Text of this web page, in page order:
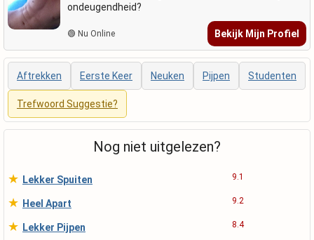
ondeugendheid?
🟢 Nu Online Bekijk Mijn Profiel
Aftrekken Eerste Keer Neuken Pijpen Studenten
Trefwoord Suggestie?
Nog niet uitgelezen?
★ Lekker Spuiten 9.1
★ Heel Apart 9.2
★ Lekker Pijpen 8.4